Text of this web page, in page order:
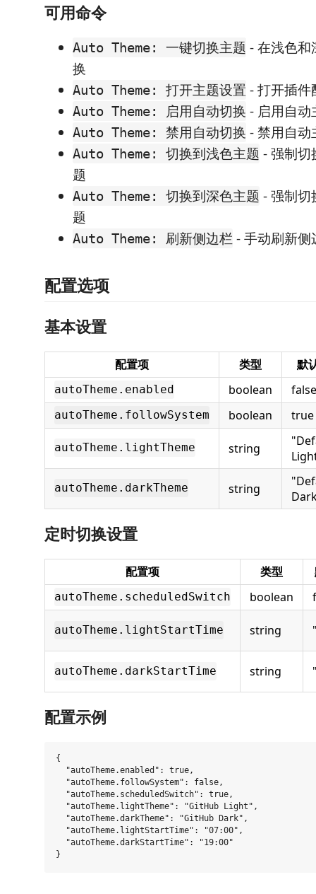
可用命令
Auto Theme: 一键切换主题 - 在浅色和
换
Auto Theme: 打开主题设置 - 打开插件
Auto Theme: 启用自动切换 - 启用自动
Auto Theme: 禁用自动切换 - 禁用自动
Auto Theme: 切换到浅色主题 - 强制切
题
Auto Theme: 切换到深色主题 - 强制切
题
Auto Theme: 刷新侧边栏 - 手动刷新侧
配置选项
基本设置
配置项 类型 默
autoTheme.enabled boolean false
autoTheme.followSystem boolean true
autoTheme.lightTheme string
autoTheme.darkTheme string
定时切换设置
配置项 类型
autoTheme.scheduledSwitch boolean
autoTheme.lightStartTime string
autoTheme.darkStartTime string
配置示例
{
  "autoTheme.enabled": true,
  "autoTheme.followSystem": false,
  "autoTheme.scheduledSwitch": true,
  "autoTheme.lightTheme": "GitHub Light",
  "autoTheme.darkTheme": "GitHub Dark",
  "autoTheme.lightStartTime": "07:00",
  "autoTheme.darkStartTime": "19:00"